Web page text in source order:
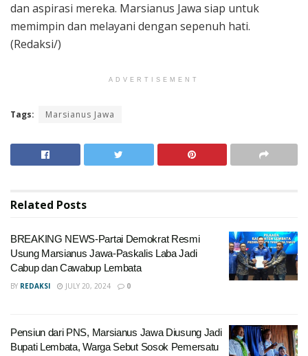
dan aspirasi mereka. Marsianus Jawa siap untuk
memimpin dan melayani dengan sepenuh hati.
(Redaksi/)
ADVERTISEMENT
Tags: Marsianus Jawa
Related Posts
BREAKING NEWS-Partai Demokrat Resmi
Usung Marsianus Jawa-Paskalis Laba Jadi
Cabup dan Cawabup Lembata
BY REDAKSI JULY 20, 2024 0
Pensiun dari PNS, Marsianus Jawa Diusung Jadi
Bupati Lembata, Warga Sebut Sosok Pemersatu